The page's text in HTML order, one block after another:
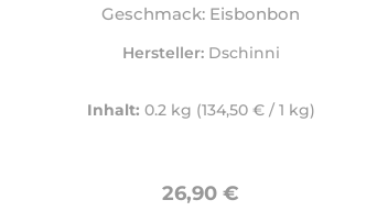
Wert ein oder benutze die Schaltflächen
Geschmack: Eisbonbon
Hersteller: Dschinni
Inhalt: 0.2 kg (134,50 € / 1 kg)
Regulärer Preis:
26,90 €